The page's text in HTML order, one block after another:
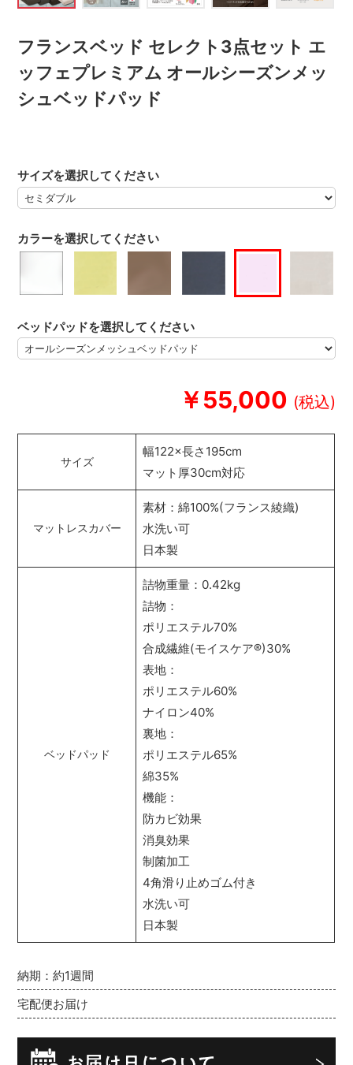
フランスベッド セレクト3点セット エ
ッフェプレミアム オールシーズンメッ
シュベッドパッド
￥55,000
納期：約1週間
宅配便お届け
カラーを選択してください
サイズを選択してください
ベッドパッドを選択してください
サイズ
幅122×長さ195cm
マット厚30cm対応
マットレスカバー
素材：綿100%(フランス綾織)
水洗い可
日本製
ベッドパッド
詰物重量：0.42kg
詰物：
ポリエステル70%
合成繊維(モイスケア®)30%
表地：
ポリエステル60%
ナイロン40%
裏地：
ポリエステル65%
綿35%
機能：
防カビ効果
消臭効果
制菌加工
4角滑り止めゴム付き
水洗い可
日本製